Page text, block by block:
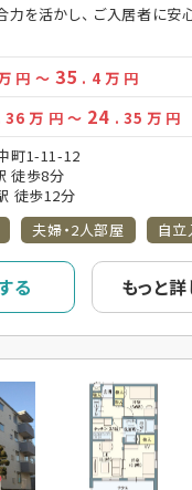
力を活かし、 ご入居者に安
円 ～ 35 . 4万 円
36万 円 ～ 24 . 35 万 円
町1-11-12
徒歩8分
徒歩12分
夫婦・2人部屋 自立
る もっと